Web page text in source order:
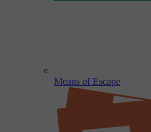
Means of Escape